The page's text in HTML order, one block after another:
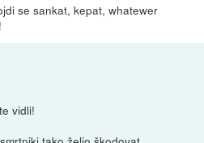
se sankat, kepat, whatewer
vidli!